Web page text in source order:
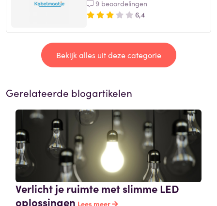
9 beoordelingen
6,4
Bekijk alles uit deze categorie
Gerelateerde blogartikelen
Verlicht je ruimte met slimme LED
oplossingen Lees meer